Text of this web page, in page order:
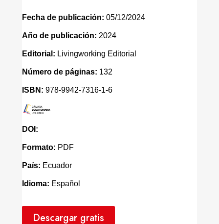
Fecha de publicación: 05/12/2024
Año de publicación: 2024
Editorial: Livingworking Editorial
Número de páginas: 132
ISBN: 978-9942-7316-1-6
DOI:
Formato: PDF
País: Ecuador
Idioma: Español
Descargar gratis